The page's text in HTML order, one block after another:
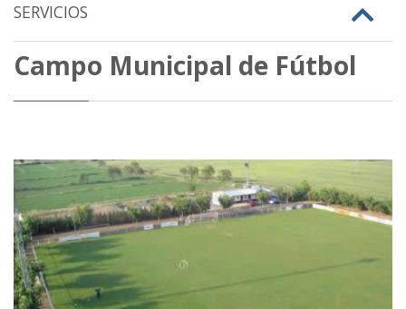
SERVICIOS
Campo Municipal de Fútbol